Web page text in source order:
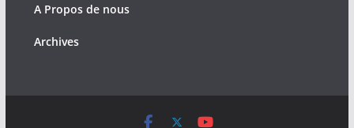
A Propos de nous
Archives